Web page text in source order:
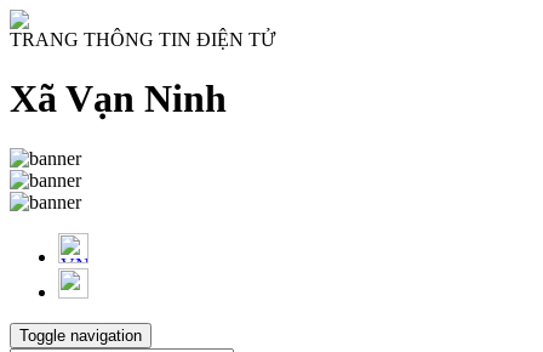
TRANG THÔNG TIN ĐIỆN TỬ
Xã Vạn Ninh
Toggle navigation